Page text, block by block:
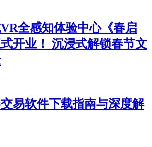
全感知体验中心《春启
开业！ 沉浸式解锁春节文
易软件下载指南与深度解